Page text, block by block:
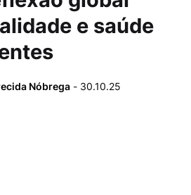
e saúde
Nóbrega - 30.10.25